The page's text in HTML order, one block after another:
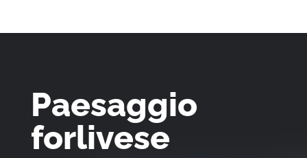
Paesaggio
forlivese